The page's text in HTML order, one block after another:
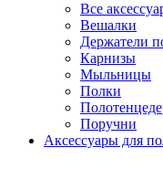
Все
Вешалки
Держатели
Карнизы
Мыльницы
Полки
Поручни
Аксессуары для